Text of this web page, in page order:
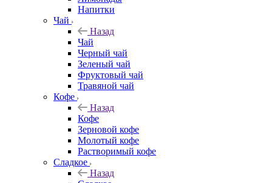
Напитки
Чай
Назад
Чай
Черный чай
Зеленый чай
Фруктовый чай
Травяной чай
Кофе
Назад
Кофе
Зерновой кофе
Молотый кофе
Растворимый кофе
Сладкое
Назад